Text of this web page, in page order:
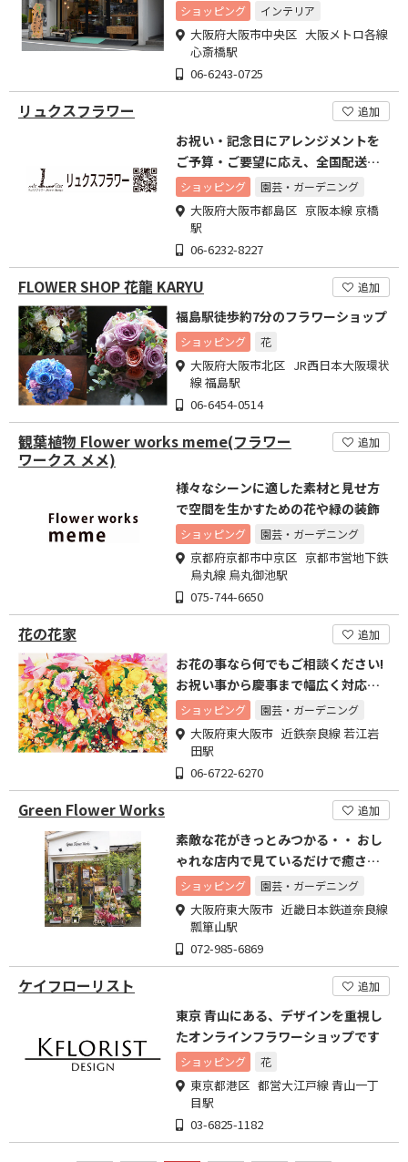
ショッピング インテリア
大阪府大阪市中央区 大阪メトロ各線
心斎橋駅
06-6243-0725
リュクスフラワー 追加
お祝い・記念日にアレンジメントを
ご予算・ご要望に応え、全国配送も
可能
ショッピング 園芸・ガーデニング
大阪府大阪市都島区 京阪本線 京橋
駅
06-6232-8227
FLOWER SHOP 花龍 KARYU 追加
福島駅徒歩約7分のフラワーショップ
ショッピング 花
大阪府大阪市北区 JR西日本大阪環状
線 福島駅
06-6454-0514
観葉植物 Flower works meme(フラワー
ワークス メメ)
追加
様々なシーンに適した素材と見せ方
で空間を生かすための花や緑の装飾
ショッピング 園芸・ガーデニング
京都府京都市中京区 京都市営地下鉄
烏丸線 烏丸御池駅
075-744-6650
花の花家 追加
お花の事なら何でもご相談ください!
お祝い事から慶事まで幅広く対応し
ております
ショッピング 園芸・ガーデニング
大阪府東大阪市 近鉄奈良線 若江岩
田駅
06-6722-6270
Green Flower Works 追加
素敵な花がきっとみつかる・・ おし
ゃれな店内で見ているだけで癒され
ます・・
ショッピング 園芸・ガーデニング
大阪府東大阪市 近畿日本鉄道奈良線
瓢箪山駅
072-985-6869
ケイフローリスト 追加
東京 青山にある、デザインを重視し
たオンラインフラワーショップです
ショッピング 花
東京都港区 都営大江戸線 青山一丁
目駅
03-6825-1182